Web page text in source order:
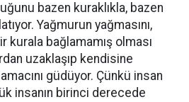
bazen kuraklıkla, bazen
Yağmurun yağmasını,
kurala bağlamamış olması
uzaklaşıp kendisine
güdüyor. Çünkü insan
insanın birinci derecede